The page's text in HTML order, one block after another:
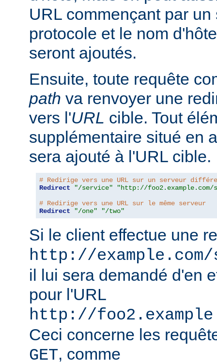
URL commençant par
protocole et le nom
seront ajoutés.
Ensuite, toute requête
path va renvoyer une
vers l'URL cible. Tout
supplémentaire situé en
sera ajouté à l'URL cible.
# Redirige vers une URL sur un serveur
Redirect
"/service"
"http://foo2.example.com/
# Redirige vers une URL sur le même serveur
Redirect
"/one" "/two"
Si le client effectue une
http://
il lui sera demandé d'en
pour l'URL
http://
Ceci concerne les
GET, comme